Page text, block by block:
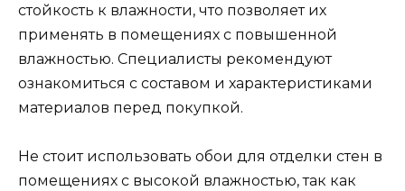
стойкость к влажности, что позволяет их
применять в помещениях с повышенной
влажностью. Специалисты рекомендуют
ознакомиться с составом и характеристиками
материалов перед покупкой.
Не стоит использовать обои для отделки стен в
помещениях с высокой влажностью, так как